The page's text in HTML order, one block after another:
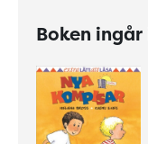
Boken ingår